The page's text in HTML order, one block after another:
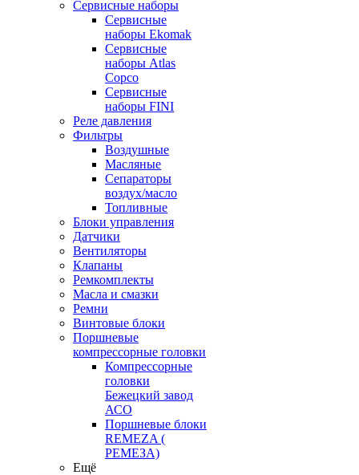
Cервисные наборы
Сервисные
наборы Ekomak
Cервисные
наборы Atlas
Copco
Сервисные
наборы FINI
Реле давления
Фильтры
Воздушные
Масляные
Сепараторы
воздух/масло
Топливные
Блоки управления
Датчики
Вентиляторы
Клапаны
Ремкомплекты
Масла и смазки
Ремни
Винтовые блоки
Поршневые
компрессорные головки
Компрессорные
головки
Бежецкий завод
АСО
Поршневые блоки
REMEZA (
РЕМЕЗА)
Ещё